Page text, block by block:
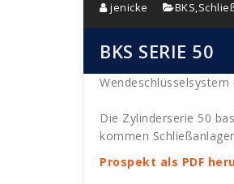
jenicke BKS
BKS SERIE 50
Die Zylinderserie 50
kommen
Prospekt als PDF